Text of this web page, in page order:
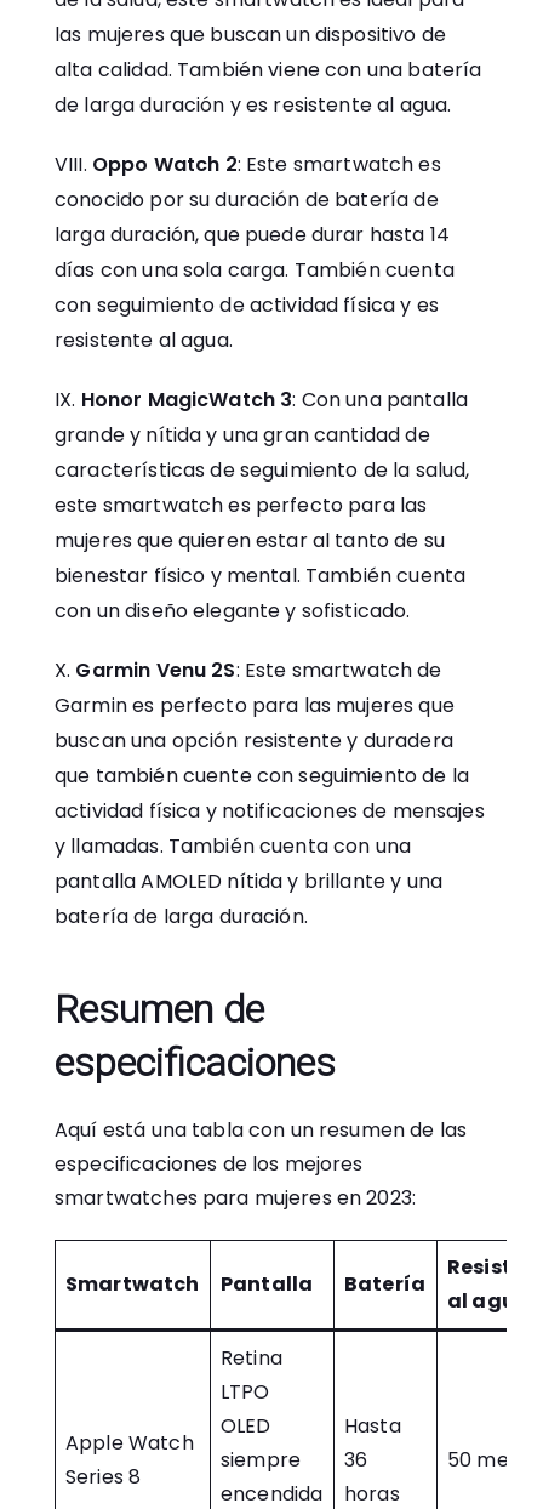
las mujeres que buscan un dispositivo de
alta calidad. También viene con una batería
de larga duración y es resistente al agua.
Oppo Watch 2: Este smartwatch es
conocido por su duración de batería de
larga duración, que puede durar hasta 14
días con una sola carga. También cuenta
con seguimiento de actividad física y es
resistente al agua.
Honor MagicWatch 3: Con una pantalla
grande y nítida y una gran cantidad de
características de seguimiento de la salud,
este smartwatch es perfecto para las
mujeres que quieren estar al tanto de su
bienestar físico y mental. También cuenta
con un diseño elegante y sofisticado.
Garmin Venu 2S: Este smartwatch de
Garmin es perfecto para las mujeres que
buscan una opción resistente y duradera
que también cuente con seguimiento de la
actividad física y notificaciones de mensajes
y llamadas. También cuenta con una
pantalla AMOLED nítida y brillante y una
batería de larga duración.
Resumen de
especificaciones
Aquí está una tabla con un resumen de las
especificaciones de los mejores
smartwatches para mujeres en 2023:
Smartwatch Pantalla Batería
al agua
Apple Watch
Series 8
Retina
LTPO
OLED
siempre
encendida
Hasta
36
horas
50